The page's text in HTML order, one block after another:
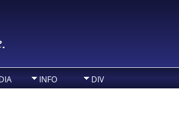
INFO DIV